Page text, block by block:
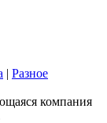
| Разное
компания